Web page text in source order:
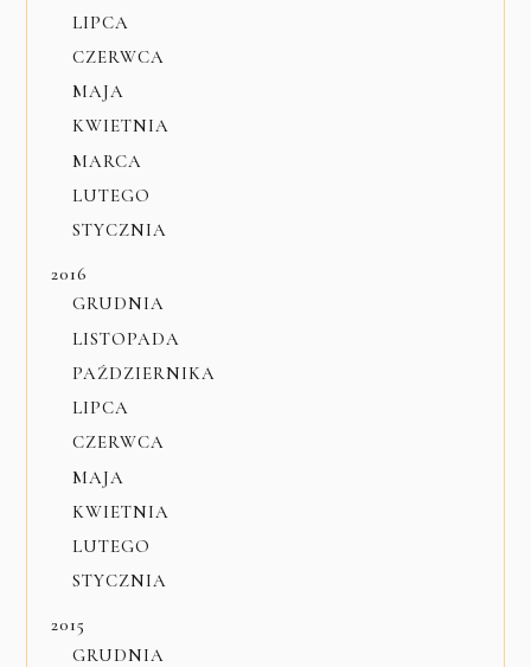
LIPCA
CZERWCA
MAJA
KWIETNIA
MARCA
LUTEGO
STYCZNIA
2016
GRUDNIA
LISTOPADA
PAŹDZIERNIKA
LIPCA
CZERWCA
MAJA
KWIETNIA
LUTEGO
STYCZNIA
2015
GRUDNIA